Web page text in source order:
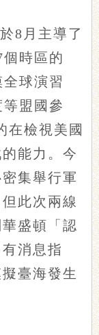
8月主導了
時區的
全球演習
盟國參
在檢視美國
能力。今
集舉行軍
此次兩線
盛頓「認
消息指
臺海發生